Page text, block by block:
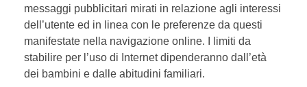
messaggi pubblicitari mirati in relazione agli interessi
dell’utente ed in linea con le preferenze da questi
manifestate nella navigazione online. I limiti da
stabilire per l’uso di Internet dipenderanno dall’età
dei bambini e dalle abitudini familiari.